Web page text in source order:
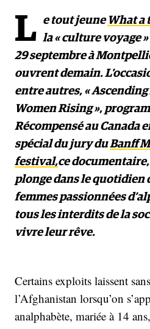
L e tout jeune What a
la « culture voyage
29 septembre à
ouvrent demain.
entre autres, «
Women Rising »,
Récompensé au Canada
spécial du jury duBanff
festival,ce
plonge dans le quotidien
femmes passionnées
tous les interdits de la
vivre leur rêve.
Certains exploits laissent
l’Afghanistan lorsqu’on
analphabète, mariée à 14